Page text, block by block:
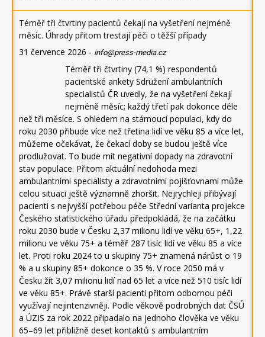
Téměř tři čtvrtiny pacientů čekají na vyšetření nejméně
měsíc. Úhrady přitom trestají péči o těžší případy
31 července 2026 - info@press-media.cz
Téměř tři čtvrtiny (74,1 %) respondentů
pacientské ankety Sdružení ambulantních
specialistů ČR uvedly, že na vyšetření čekají
nejméně měsíc; každý třetí pak dokonce déle
než tři měsíce. S ohledem na stárnoucí populaci, kdy do
roku 2030 přibude více než třetina lidí ve věku 85 a více let,
můžeme očekávat, že čekací doby se budou ještě více
prodlužovat. To bude mít negativní dopady na zdravotní
stav populace. Přitom aktuální nedohoda mezi
ambulantními specialisty a zdravotními pojišťovnami může
celou situaci ještě významně zhoršit. Nejrychleji přibývají
pacienti s nejvyšší potřebou péče Střední varianta projekce
Českého statistického úřadu předpokládá, že na začátku
roku 2030 bude v Česku 2,37 milionu lidí ve věku 65+, 1,22
milionu ve věku 75+ a téměř 287 tisíc lidí ve věku 85 a více
let. Proti roku 2024 to u skupiny 75+ znamená nárůst o 19
% a u skupiny 85+ dokonce o 35 %. V roce 2050 má v
Česku žít 3,07 milionu lidí nad 65 let a více než 510 tisíc lidí
ve věku 85+. Právě starší pacienti přitom odbornou péči
využívají nejintenzivněji. Podle věkově podrobných dat ČSÚ
a ÚZIS za rok 2022 připadalo na jednoho člověka ve věku
65–69 let přibližně deset kontaktů s ambulantním